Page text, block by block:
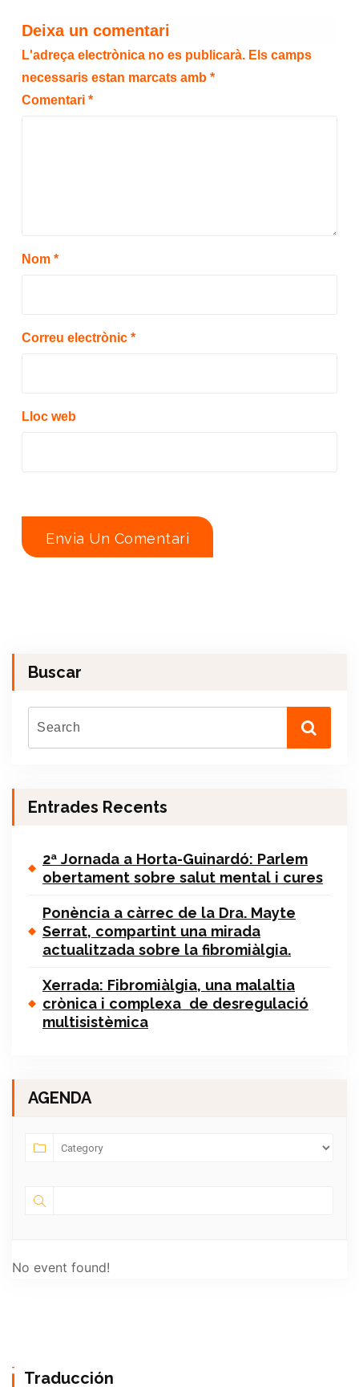
Deixa un comentari
L'adreça electrònica no es publicarà. Els camps
necessaris estan marcats amb *
Comentari *
Nom *
Correu electrònic *
Lloc web
Buscar
Entrades Recents
2ª Jornada a Horta-Guinardó: Parlem
obertament sobre salut mental i cures
Ponència a càrrec de la Dra. Mayte
Serrat, compartint una mirada
actualitzada sobre la fibromiàlgia.
Xerrada: Fibromiàlgia, una malaltia
crònica i complexa de desregulació
multisistèmica
AGENDA
No event found!
Traducción